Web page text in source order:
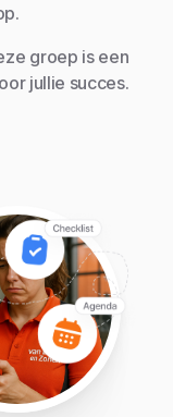
groep is een
jullie succes.